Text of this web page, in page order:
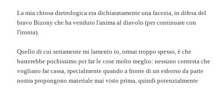
La mia chiosa dietrologica era dichiaratamente una facezia, in difesa del
bravo Bizony che ha venduto l'anima al diavolo (per continuare con
l'ironia).
Quello di cui seriamente mi lamento io, ormai troppo spesso, è che
basterebbe pochissimo per far le cose molto meglio: nessuno contesta che
vogliano far cassa, specialmente quando a fronte di un esborso da parte
nostra propongono materiale mai visto prima, quindi potenzialmente